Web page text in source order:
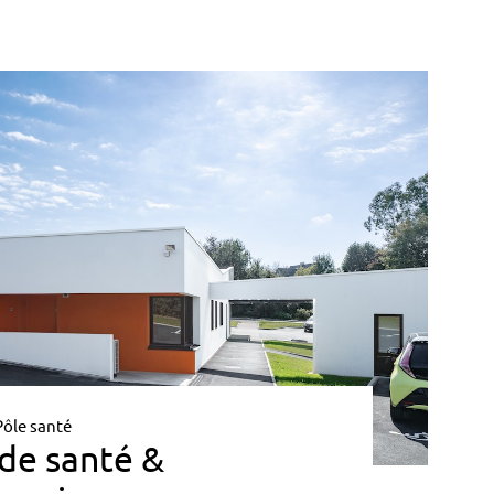
santé
santé &